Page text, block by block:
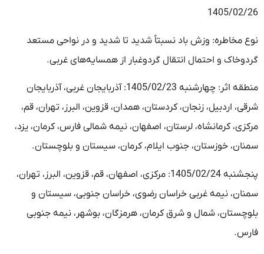
1405/02/26
نوع مخاطره: وزش باد نسبتاً شدید تا شدید و در نواحی مستعد
گردوخاک و احتمال انتقال گردوغبار از همسایه‌های غربی.
منطقه اثر: چهارشنبه 1405/02/23: آذربایجان غربی، آذربایجان
شرقی، اردبیل، زنجان، کردستان، همدان، قزوین، البرز، تهران، قم،
مرکزی، کرمانشاه، لرستان، اصفهان، نیمه شمالی فارس، کرمان، یزد،
سمنان، خوزستان، جنوب ایلام، کرمان، سیستان و بلوچستان.
پنجشنبه 1405/02/24: مرکزی، اصفهان، قم، قزوین، البرز، تهران،
سمنان، نیمه غربی خراسان رضوی، خراسان جنوبی، سیستان و
بلوچستان، شمال و شرق کرمان، هرمزگان، بوشهر، نیمه جنوبی
فارس.